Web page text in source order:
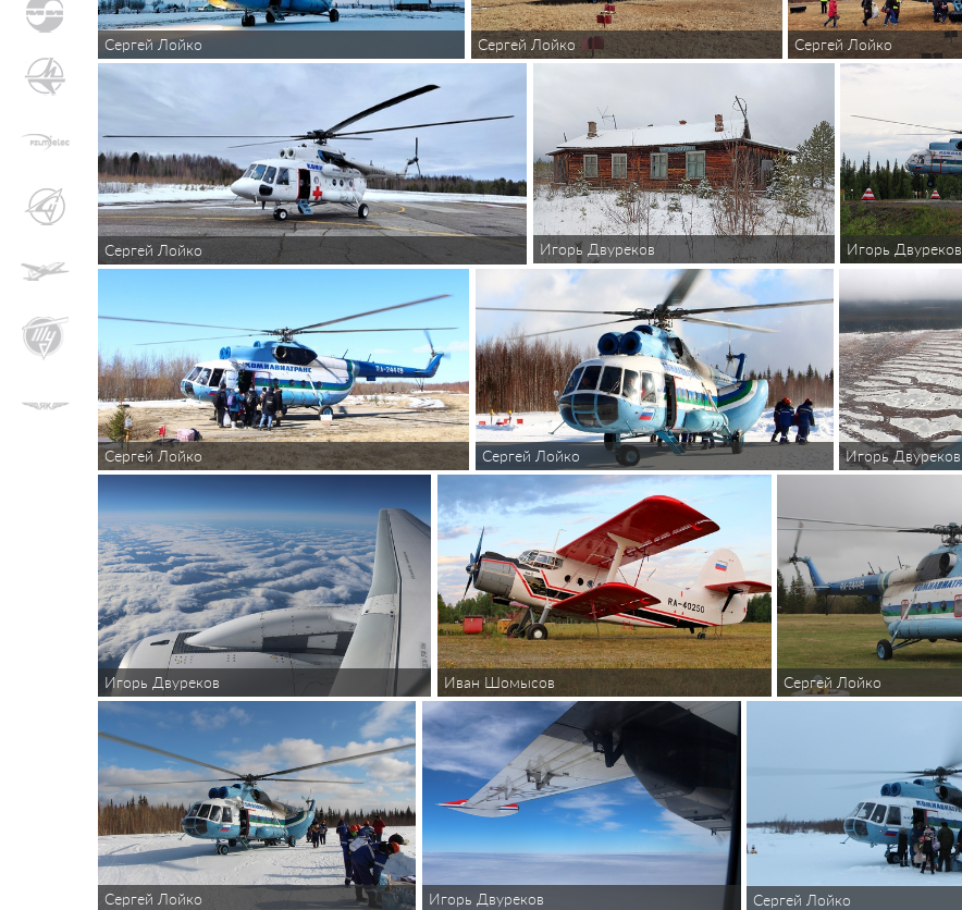
Сергей Лойко Сергей Лойко Сергей Лойко
Сергей Лойко Игорь Двуреков Игорь Двуреков
Сергей Лойко Сергей Лойко Игорь Двуреков
Игорь Двуреков Иван Шомысов Сергей Лойко
Сергей Лойко Игорь Двуреков Сергей Лойко